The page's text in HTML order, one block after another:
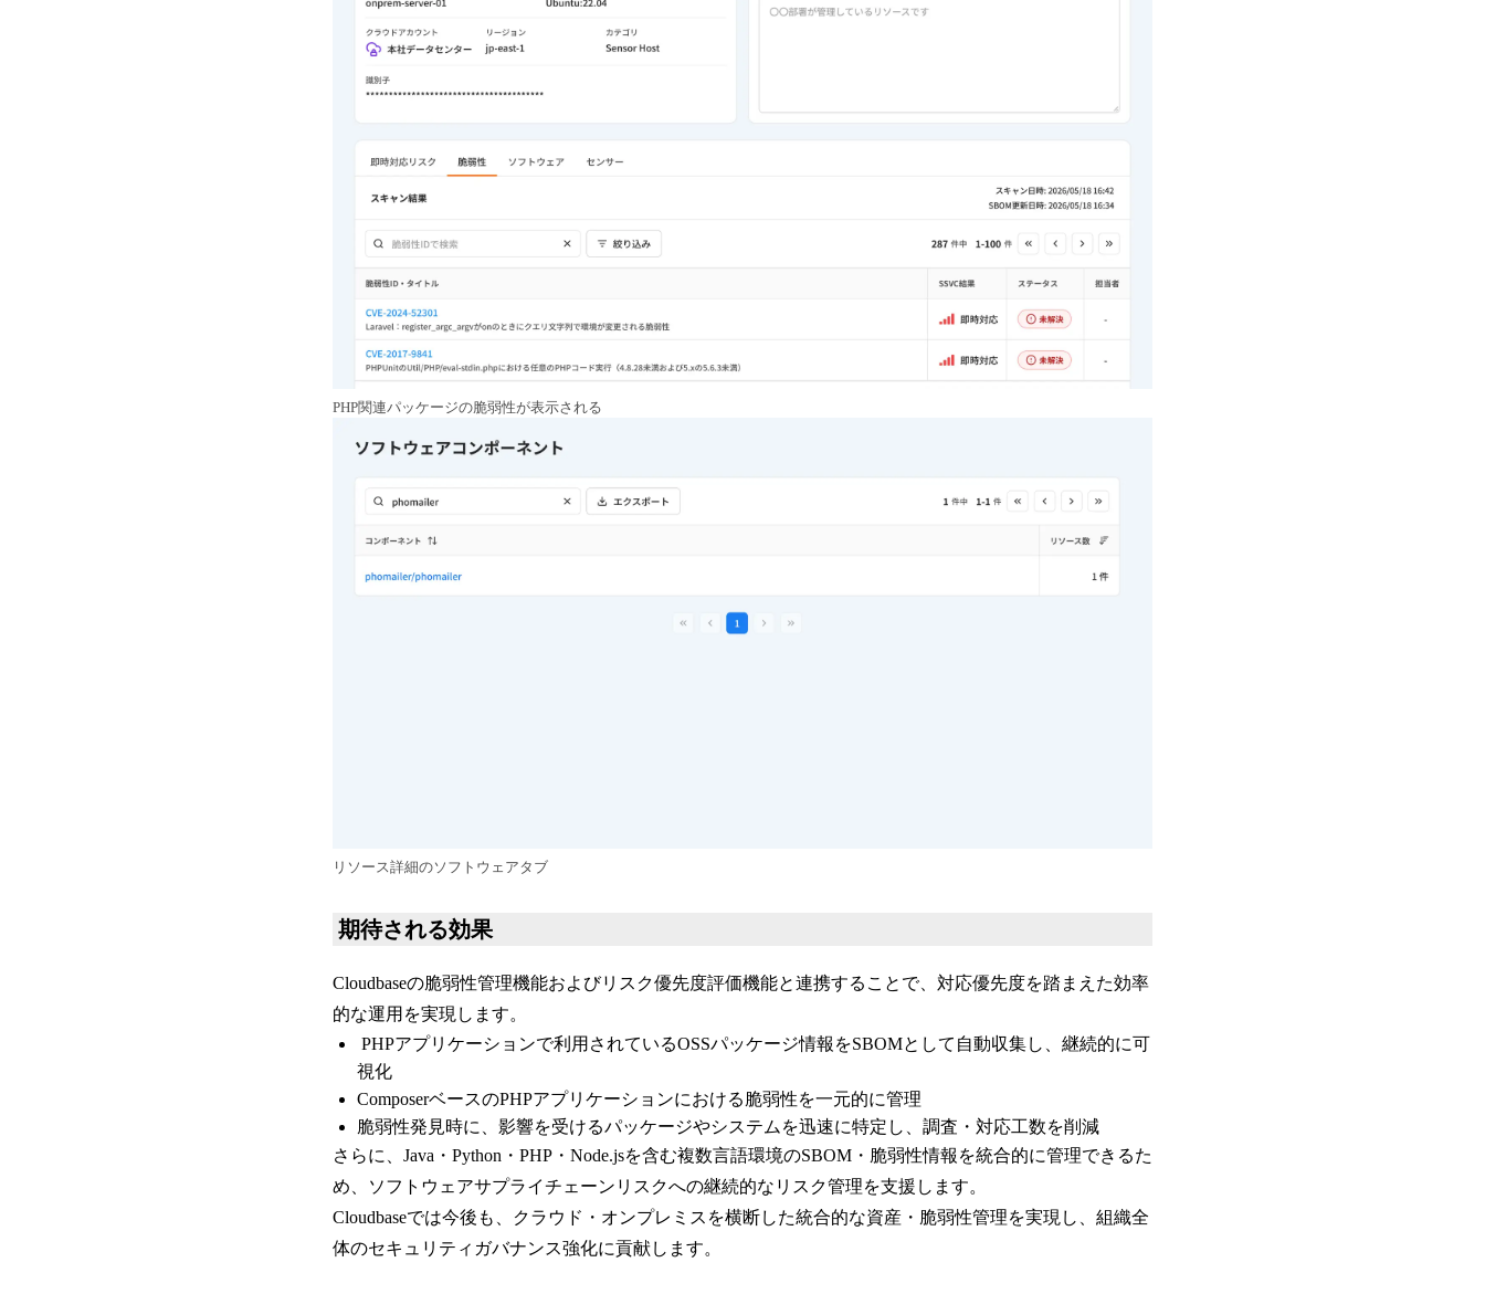
PHP関連パッケージの脆弱性が表示される
リソース詳細のソフトウェアタブ
期待される効果
Cloudbaseの脆弱性管理機能およびリスク優先度評価機能と連携することで、対応優先度を踏まえた効率
的な運用を実現します。
PHPアプリケーションで利用されているOSSパッケージ情報をSBOMとして自動収集し、継続的に可
視化
ComposerベースのPHPアプリケーションにおける脆弱性を一元的に管理
脆弱性発見時に、影響を受けるパッケージやシステムを迅速に特定し、調査・対応工数を削減
さらに、Java・Python・PHP・Node.jsを含む複数言語環境のSBOM・脆弱性情報を統合的に管理できるた
め、ソフトウェアサプライチェーンリスクへの継続的なリスク管理を支援します。
Cloudbaseでは今後も、クラウド・オンプレミスを横断した統合的な資産・脆弱性管理を実現し、組織全
体のセキュリティガバナンス強化に貢献します。